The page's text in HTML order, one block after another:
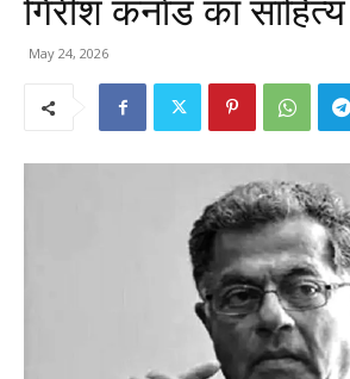
गिरीश कर्नाड का साहित्य
May 24, 2026